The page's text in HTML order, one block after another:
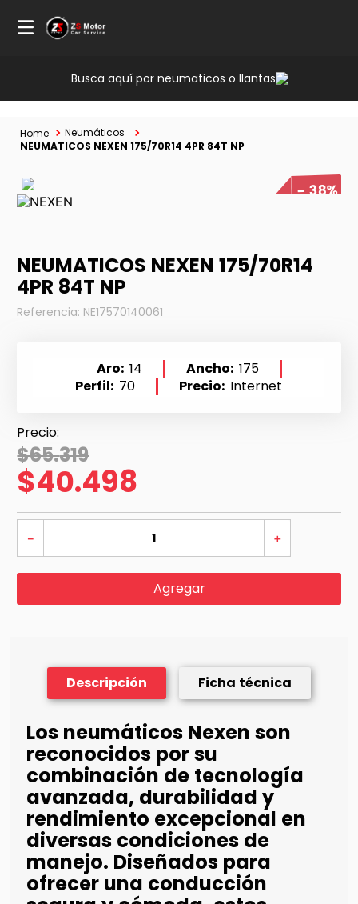
Busca aquí por neumaticos o llantas
Neumáticos
NEUMATICOS NEXEN 175/70R14 4PR 84T NP
38%
NEUMATICOS NEXEN 175/70R14
4PR 84T NP
Referencia: NE17570140061
Aro 14 Ancho 175
Perfil 70 Precio Internet
$65.319
$40.498
＋
－
Agregar
Descripción Ficha técnica
Los neumáticos Nexen son
reconocidos por su
combinación de tecnología
avanzada, durabilidad y
rendimiento excepcional en
diversas condiciones de
manejo. Diseñados para
ofrecer una conducción